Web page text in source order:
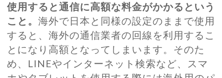
使用すると通信に高額な料金がかかるという
こと。 海外で日本と同様の設定のままで使用
すると、海外の通信業者の回線を利用するこ
とになり高額となってしまいます。そのた
め、LINEやインターネット検索など、スマ